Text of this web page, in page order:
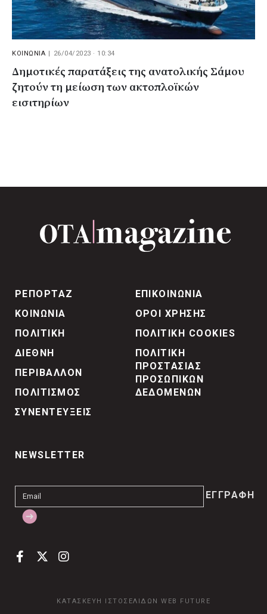
ΚΟΙΝΩΝΙΑ | 26/04/2023 · 10:34
Δημοτικές παρατάξεις της ανατολικής Σάμου
ζητούν τη μείωση των ακτοπλοϊκών
εισιτηρίων
ΡΕΠΟΡΤΑΖ
ΚΟΙΝΩΝΙΑ
ΠΟΛΙΤΙΚΗ
ΔΙΕΘΝΗ
ΠΕΡΙΒΑΛΛΟΝ
ΠΟΛΙΤΙΣΜΟΣ
ΣΥΝΕΝΤΕΥΞΕΙΣ
ΕΠΙΚΟΙΝΩΝΙΑ
ΟΡΟΙ ΧΡΗΣΗΣ
ΠΟΛΙΤΙΚΗ COOKIES
ΠΟΛΙΤΙΚΗ
ΠΡΟΣΤΑΣΙΑΣ
ΠΡΟΣΩΠΙΚΩΝ
ΔΕΔΟΜΕΝΩΝ
NEWSLETTER
ΚΑΤΑΣΚΕΥΗ ΙΣΤΟΣΕΛΙΔΩΝ WEB FUTURE